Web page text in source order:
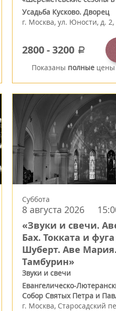
Усадьба Кусково. Дворец
г. Москва, ул. Юности, д. 2,
2800-3200 a
Показаны полные
Суббота
8 августа 2026
«Звуки и свечи.
Бах. Токката и
Шуберт. Аве
Тамбурин»
Звуки и свечи
Евангелическо-
Собор Святых Петра и
г. Москва, Старосадский